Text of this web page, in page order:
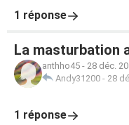
1 réponse
La masturbation
anthho45 - 28 déc.
Andy31200 - 28
1 réponse